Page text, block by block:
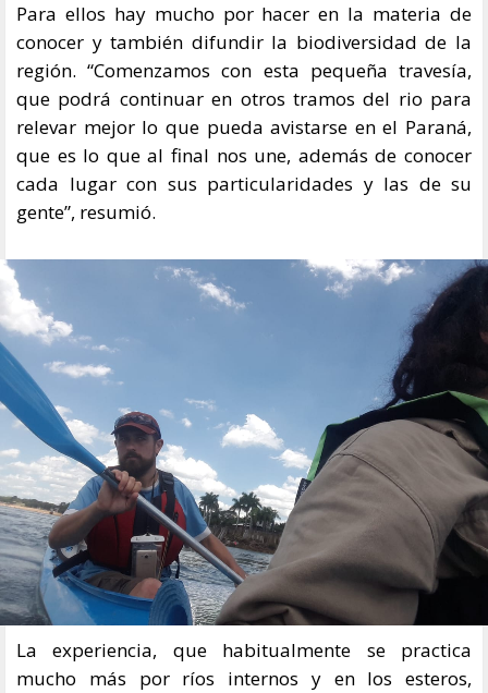
Para ellos hay mucho por hacer en la materia de
conocer y también difundir la biodiversidad de la
región. “Comenzamos con esta pequeña travesía,
que podrá continuar en otros tramos del rio para
relevar mejor lo que pueda avistarse en el Paraná,
que es lo que al final nos une, además de conocer
cada lugar con sus particularidades y las de su
gente”, resumió.
La experiencia, que habitualmente se practica
mucho más por ríos internos y en los esteros,